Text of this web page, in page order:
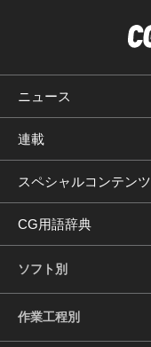
ニュース
連載
スペシャルコンテンツ
CG用語辞典
ソフト別
作業工程別